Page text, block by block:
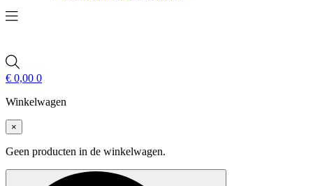
€ 0,00 0
Winkelwagen
×
Geen producten in de winkelwagen.
Search